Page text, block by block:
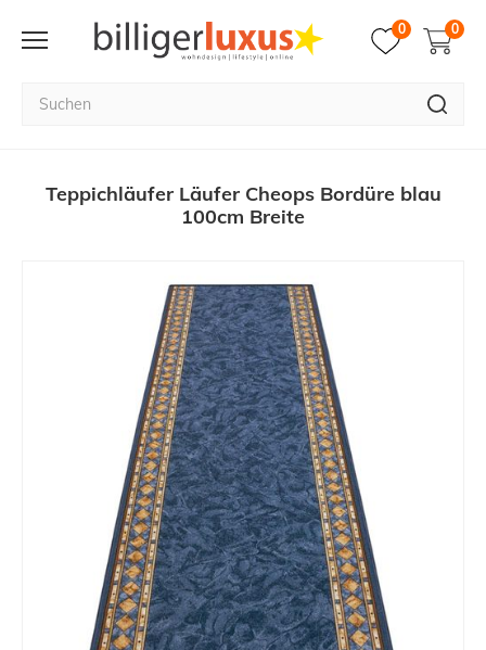
0 0
Teppichläufer Läufer Cheops Bordüre blau
100cm Breite